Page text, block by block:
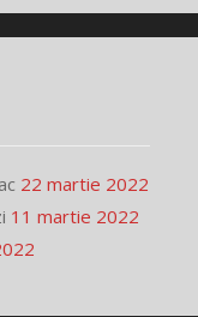
22 martie 2022
11 martie 2022